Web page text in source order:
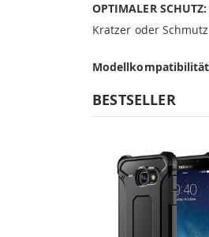
OPTIMALER SCHUTZ:
Kratzer oder Schmutz
BESTSELLER